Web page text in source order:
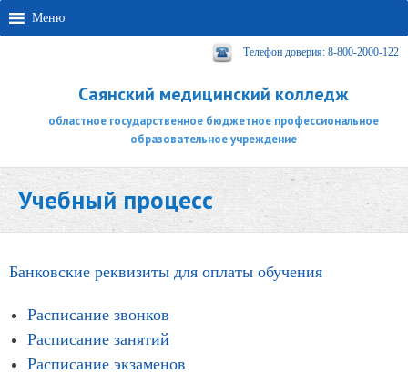
Меню
Телефон доверия: 8-800-2000-122
Саянский медицинский колледж
областное государственное бюджетное профессиональное
образовательное учреждение
Учебный процесс
Банковские реквизиты для оплаты обучения
Расписание звонков
Расписание занятий
Расписание экзаменов